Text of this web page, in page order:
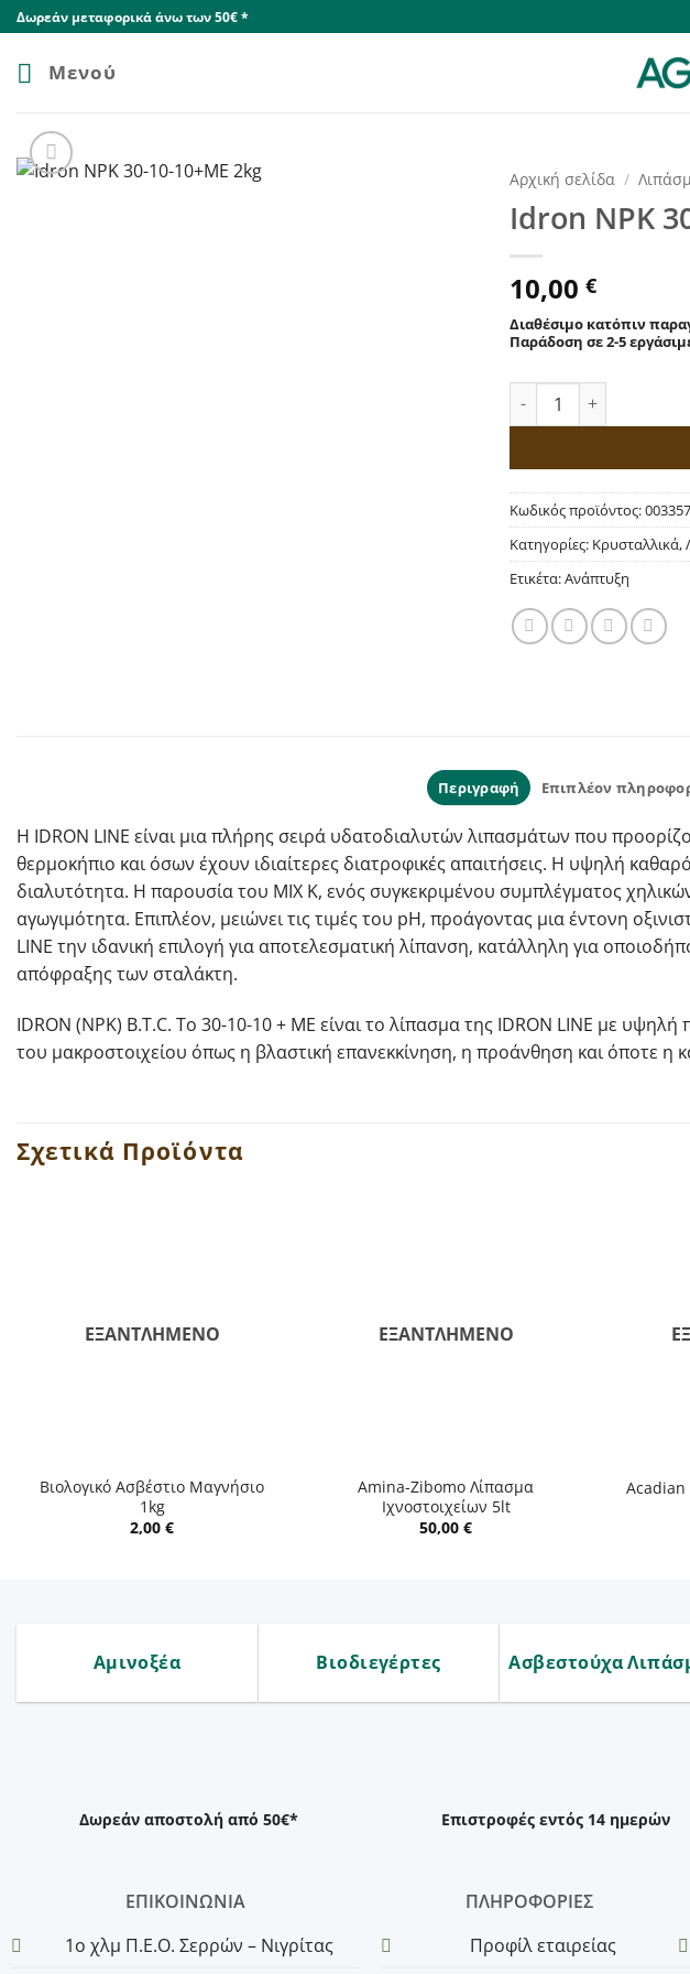
Skip
to
content
Δωρεάν μεταφορικά άνω των 50€ *
Μενού
Αρχική σελίδα /
Idron NPK
10,00 €
Διαθέσιμο κατόπιν
Παράδοση σε 2-5
Idron NPK 30-10-
Κωδικός προϊόντος:003357
Κατηγορίες: Κρυσταλλικά,
Ετικέτα:Ανάπτυξη
Περιγραφή Επιπλέον
Η IDRON LINE είναι μια πλήρης σειρά υδατοδιαλυτών λιπασμάτων που
θερμοκήπιο και όσων έχουν ιδιαίτερες διατροφικές απαιτήσεις. Η υψηλή
διαλυτότητα. Η παρουσία του MIX K, ενός συγκεκριμένου συμπλέγματος
αγωγιμότητα. Επιπλέον, μειώνει τις τιμές του pH, προάγοντας μια έντονη
LINE την ιδανική επιλογή για αποτελεσματική λίπανση, κατάλληλη για
απόφραξης των σταλάκτη.
IDRON (NPK) B.T.C. Το 30-10-10 + ME είναι το λίπασμα της IDRON LINE με
του μακροστοιχείου όπως η βλαστική επανεκκίνηση, η προάνθηση και όποτε η
Σχετικά Προϊόντα
ΕΞΑΝΤΛΗΜΈΝΟ
Βιολογικό Ασβέστιο Μαγνήσιο
1kg
2,00€
ΕΞΑΝΤΛΗΜΈΝΟ
Amina-Zibomo Λίπασμα
Ιχνοστοιχείων 5lt
50,00€
Acadian
Αμινοξέα Βιοδιεγέρτες Ασβεστούχα
Δωρεάν αποστολή από 50€* Επιστροφές εντός 14 ημερών
ΕΠΙΚΟΙΝΩΝΙΑ
1o χλμ Π.Ε.Ο. Σερρών – Νιγρίτας
ΠΛΗΡΟΦΟΡΙΕΣ
Προφίλ εταιρείας